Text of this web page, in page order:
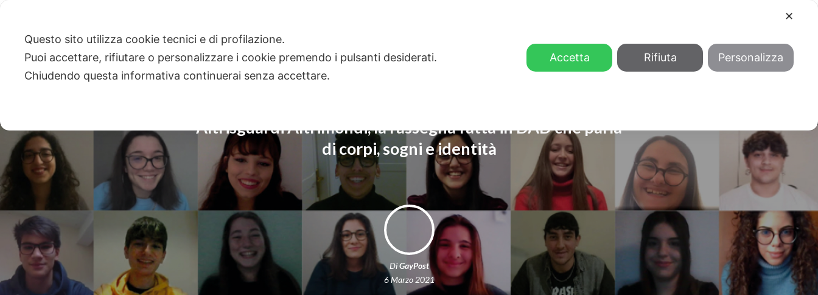
Altrisguardi Altrimondi, la rassegna fatta in DAD che parla
di corpi, sogni e identità
DiGayPost
6 Marzo 2021
✕
Questo sito utilizza cookie tecnici e di profilazione.
Puoi accettare, rifiutare o personalizzare i cookie premendo i pulsanti desiderati.
Chiudendo questa informativa continuerai senza accettare.
Accetta Rifiuta Personalizza